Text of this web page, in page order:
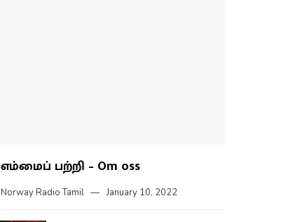
எம்மைப் பற்றி – Om oss
Norway Radio Tamil January 10, 2022